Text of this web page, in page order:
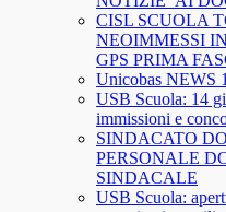
CISL SCUOLA
NEOIMMESSI
GPS PRIMA
Unicobas NEWS
USB Scuola: 14
immissioni e
SINDACATO
PERSONALE
SINDACALE
USB Scuola: